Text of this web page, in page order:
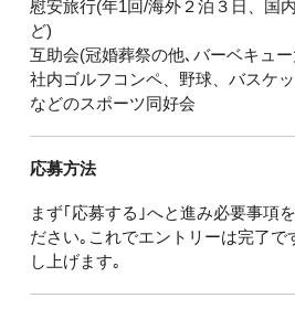
慰安旅行(年1回/海外２泊３日、国
ど)
互助会(冠婚葬祭の他､バーベキュ
社内ゴルフコンペ、野球、バスケ
などのスポーツ同好会
応募方法
まず｢応募する｣へと進み必要事項
ださい｡これでエントリーは完了で
し上げます｡